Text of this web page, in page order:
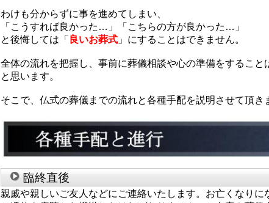
わけも分からずに事を進めてしまい、
「こうすれば良かった…」「こちらの方が良かった…」
と後悔しては 「 良いお葬式 」 にすることはできません。
全体の流れを把握し、事前に葬儀相談や心の準備をすること
と思います。
そこで、仏式の葬儀までの流れと各種手配を説明させて頂き
臨終直後
親戚や親しいご友人などにご連絡いたします。お亡くなりに